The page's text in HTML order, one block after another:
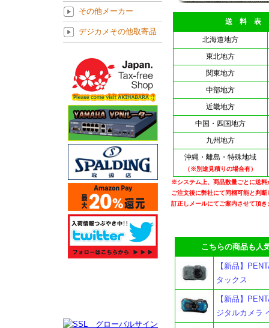
送 料 表
北海道地方
東北地方
関東地方
中部地方
近畿地方
中国・四国地方
九州地方
沖縄・離島・特殊地域
（※別途見積りの場合有）
※システム上、商品数量ごとに送料
ご注文後に弊社にて同梱可能と判
訂正しメールにてご案内させて頂き
こちらの商品も人気
【新品】
タックス
【新品】
ジタルカメラ
その他メーカー
デジカメその他取寄品